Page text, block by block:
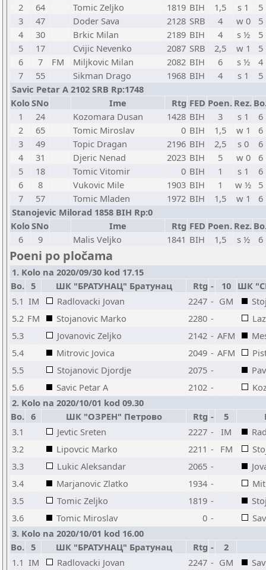
2
64 Tomic Zeljko 1819 BIH 1,5 s 1
5
3
47 Doder Sava 2128 SRB 4 w 0
5
4
30 Brkic Milan 2189 BIH 4 s ½
5
5
17 Cvijic Nevenko 2087 SRB 2,5 w 1
5
6
7 FM Miljkovic Milan 2082 BIH 6 s ½
4
7
55 Sikman Drago 1968 BIH 4 s 1
5
Savic Petar A 2102 SRB Rp:1748
KoloSNo Ime Rtg FED Poen. Rez.
1
24 Kozomara Dusan 1428 BIH 3 s 1
6
2
65 Tomic Miroslav 0 BIH 1,5 w 1
6
3
49 Topic Dragan 2196 BIH 2,5 s 0
6
4
31 Djeric Nenad 2023 BIH 5 w 0
6
5
18 Tomic Vitomir 0 BIH 1 s 1
6
6
8 Vukovic Mile 1903 BIH 1 w ½
5
7
57 Tomic Mladen 1972 BIH 1,5 w 1
6
Stanojevic Milorad 1858 BIH Rp:0
KoloSNo Ime Rtg FED Poen. Rez.
6
9 Malis Veljko 1841 BIH 1,5 s ½ 6
Poeni po pločama
1. Kolo na 2020/09/30 kod 17.15
Bo. 5 ШК "БРАТУНАЦ" Братунац Rtg - 10
ШК
5.1 IM Radlovacki Jovan 2247 - GM
5.2 FM Stojanovic Marko 2280 -
5.3
Jovanovic Zeljko 2142 - AFM
5.4
Mitrovic Jovica 2049 - AFM
5.5
Stojanovic Djordje 2075 -
5.6
Savic Petar A 2102 -
2. Kolo na 2020/10/01 kod 09.30
Bo. 6 ШК "ОЗРЕН" Петрово Rtg - 5
3.1
Jevtic Sreten 2227 - IM
3.2
Lipovcic Marko 2211 - FM
3.3
Lukic Aleksandar 2065 -
3.4
Marjanovic Zlatko 1934 -
3.5
Tomic Zeljko 1819 -
3.6
Tomic Miroslav 0 -
3. Kolo na 2020/10/01 kod 16.00
Bo. 5 ШК "БРАТУНАЦ" Братунац Rtg -
2
1.1 IM Radlovacki Jovan 2247 - GM